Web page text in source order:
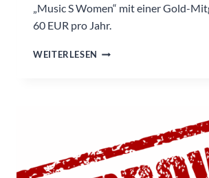
„Music S Women“ mit einer Gold-
60 EUR pro Jahr.
WEITERLESEN